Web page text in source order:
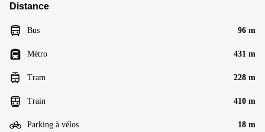
Distance
Bus 96 m
Métro 431 m
Tram 228 m
Train 410 m
Parking à vélos 18 m